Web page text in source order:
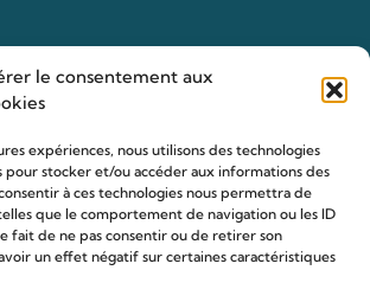
le consentement aux
expériences, nous utilisons des technologies
pour stocker et/ou accéder aux informations des
à ces technologies nous permettra de
que le comportement de navigation ou les ID
fait de ne pas consentir ou de retirer son
un effet négatif sur certaines caractéristiques
et Zélie d'Alençon